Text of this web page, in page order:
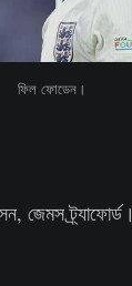
ফিল ফোডেন।
জেমস ট্র্যাফোর্ড।